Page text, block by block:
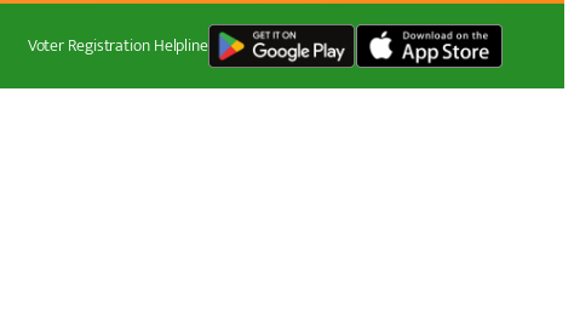
Voter Registration Helpline